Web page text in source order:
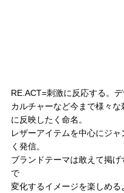
RE.ACT=刺激に反応する。
カルチャーなど今まで様々
に反映したく命名。
レザーアイテムを中心にジ
く発信。
ブランドテーマは敢えて掲
で
変化するイメージを楽しめ